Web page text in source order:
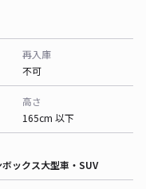
再入庫
不可
高さ
165cm 以下
ボックス大型車・SUV